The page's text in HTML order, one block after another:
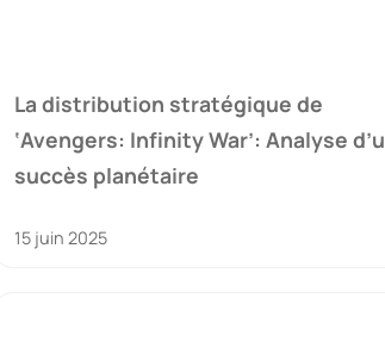
La distribution stratégique de
‘Avengers: Infinity War’: Analyse
succès planétaire
15 juin 2025